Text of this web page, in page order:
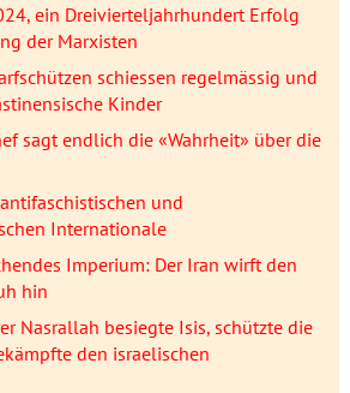
ein Dreivierteljahrhundert Erfolg
der Marxisten
schiessen regelmässig und
Kinder
sagt endlich die «Wahrheit» über die
und
Internationale
Imperium: Der Iran wirft den
hin
Nasrallah besiegte Isis, schützte die
den israelischen